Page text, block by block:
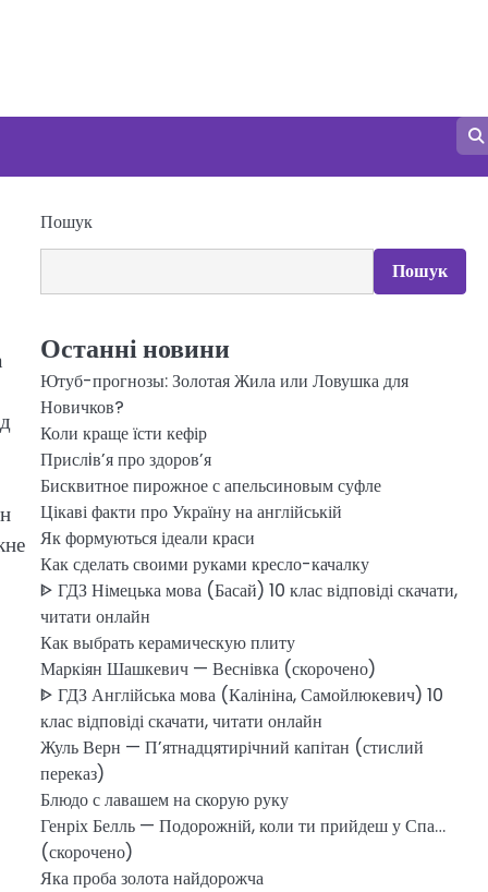
Пошук
Пошук
Останні новини
Ютуб-прогнозы: Золотая Жила или Ловушка для
Новичков?
Коли краще їсти кефір
Прислiв’я про здоров’я
Бисквитное пирожное с апельсиновым суфле
Цікаві факти про Україну на англійській
Як формуються ідеали краси
Как сделать своими руками кресло-качалку
ᐈ ГДЗ Німецька мова (Басай) 10 клас відповіді скачати,
читати онлайн
Как выбрать керамическую плиту
Маркіян Шашкевич — Веснівка (скорочено)
ᐈ ГДЗ Англійська мова (Калініна, Самойлюкевич) 10
клас відповіді скачати, читати онлайн
Жуль Верн — П’ятнадцятирічний капітан (стислий
переказ)
Блюдо с лавашем на скорую руку
Генріх Белль — Подорожній, коли ти прийдеш у Спа…
(скорочено)
Яка проба золота найдорожча